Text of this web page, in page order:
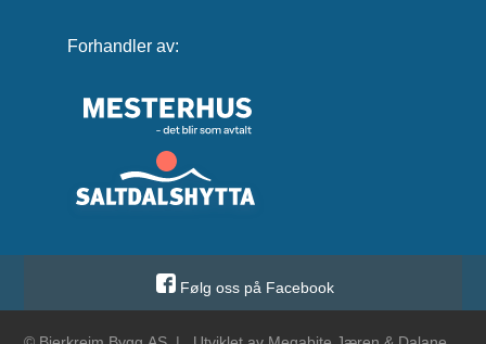
Forhandler av:
Følg oss på Facebook